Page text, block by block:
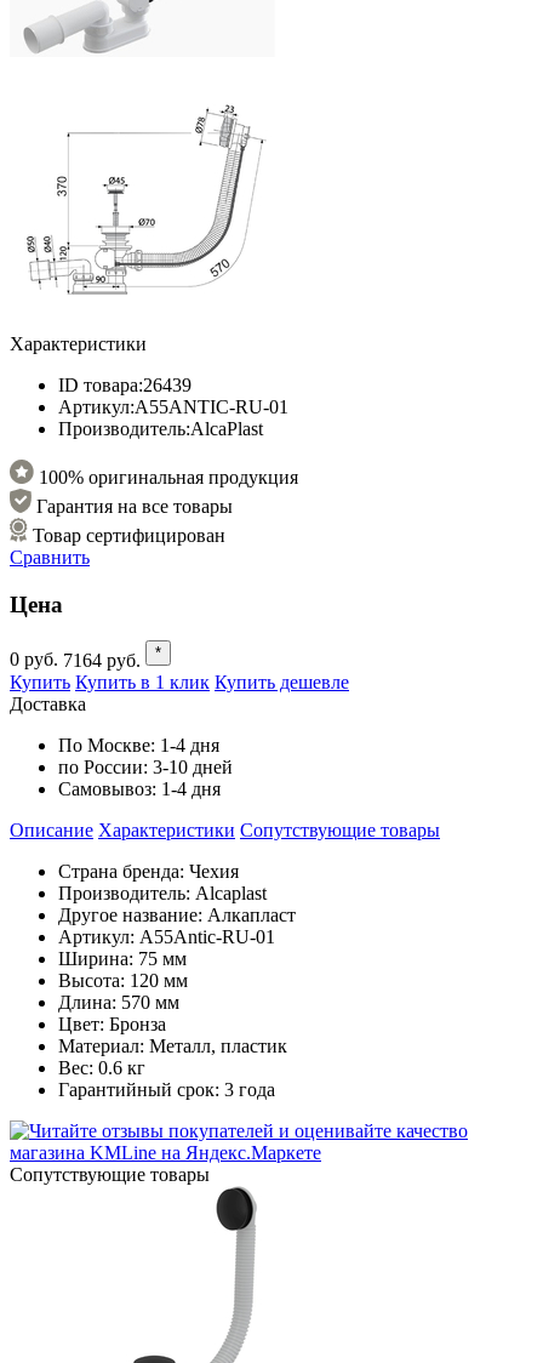
Характеристики
ID товара:26439
Артикул:A55ANTIC-RU-01
Производитель:AlcaPlast
100% оригинальная продукция
Гарантия на все товары
Товар сертифицирован
Сравнить
Цена
0 руб. 7164 руб. *
Купить Купить в 1 клик Купить дешевле
Доставка
По Москве: 1-4 дня
по России: 3-10 дней
Самовывоз: 1-4 дня
Описание Характеристики Cопутствующие товары
Страна бренда: Чехия
Производитель: Alcaplast
Другое название: Алкапласт
Артикул: A55Antic-RU-01
Ширина: 75 мм
Высота: 120 мм
Длина: 570 мм
Цвет: Бронза
Материал: Металл, пластик
Вес: 0.6 кг
Гарантийный срок: 3 года
Cопутствующие товары